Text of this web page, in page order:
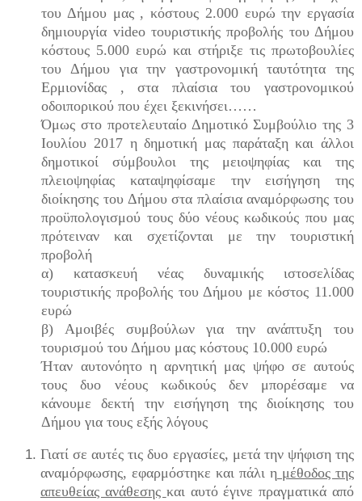
του Δήμου μας , κόστους 2.000 ευρώ την εργασία
δημιουργία videoτουριστικής προβολής του Δήμου
κόστους 5.000 ευρώ και στήριξε τις πρωτοβουλίες
του Δήμου για την γαστρονομική ταυτότητα της
Ερμιονίδας , στα πλαίσια του γαστρονομικού
οδοιπορικού που έχει ξεκινήσει……
Όμως στο προτελευταίο Δημοτικό Συμβούλιο της 3
Ιουλίου 2017 η δημοτική μας παράταξη και άλλοι
δημοτικοί σύμβουλοι της μειοψηφίας και της
πλειοψηφίας καταψηφίσαμε την εισήγηση της
διοίκησης του Δήμου στα πλαίσια αναμόρφωσης του
προϋπολογισμού τους δύο νέους κωδικούς που μας
πρότειναν και σχετίζονται με την τουριστική
προβολή
α) κατασκευή νέας δυναμικής ιστοσελίδας
τουριστικής προβολής του Δήμου με κόστος 11.000
ευρώ
β) Αμοιβές συμβούλων για την ανάπτυξη του
τουρισμού του Δήμου μας κόστους 10.000 ευρώ
Ήταν αυτονόητο η αρνητική μας ψήφο σε αυτούς
τους δυο νέους κωδικούς δεν μπορέσαμε να
κάνουμε δεκτή την εισήγηση της διοίκησης του
Δήμου για τους εξής λόγους
Γιατί σε αυτές τις δυο εργασίες, μετά την ψήφιση της
αναμόρφωσης, εφαρμόστηκε και πάλι η μέθοδος της
απευθείας ανάθεσης και αυτό έγινε πραγματικά από